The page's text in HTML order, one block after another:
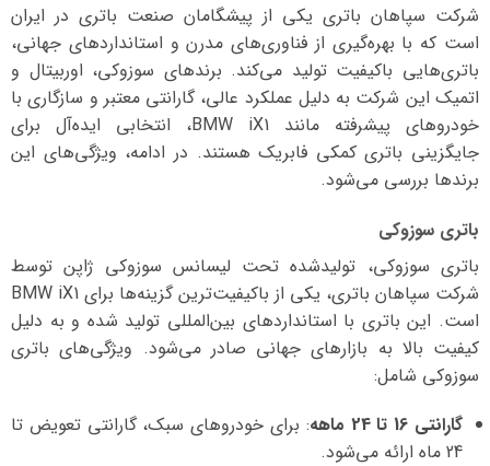
شرکت سپاهان باتری یکی از پیشگامان صنعت باتری در ایران
است که با بهره‌گیری از فناوری‌های مدرن و استانداردهای جهانی،
باتری‌هایی باکیفیت تولید می‌کند. برندهای سوزوکی، اوربیتال و
اتمیک این شرکت به دلیل عملکرد عالی، گارانتی معتبر و سازگاری با
خودروهای پیشرفته مانند BMW iX1، انتخابی ایده‌آل برای
جایگزینی باتری کمکی فابریک هستند. در ادامه، ویژگی‌های این
برندها بررسی می‌شود.
باتری سوزوکی
باتری سوزوکی، تولیدشده تحت لیسانس سوزوکی ژاپن توسط
شرکت سپاهان باتری، یکی از باکیفیت‌ترین گزینه‌ها برای BMW iX1
است. این باتری با استانداردهای بین‌المللی تولید شده و به دلیل
کیفیت بالا به بازارهای جهانی صادر می‌شود. ویژگی‌های باتری
سوزوکی شامل:
گارانتی 16 تا 24 ماهه
: برای خودروهای سبک، گارانتی تعویض تا
24 ماه ارائه می‌شود.